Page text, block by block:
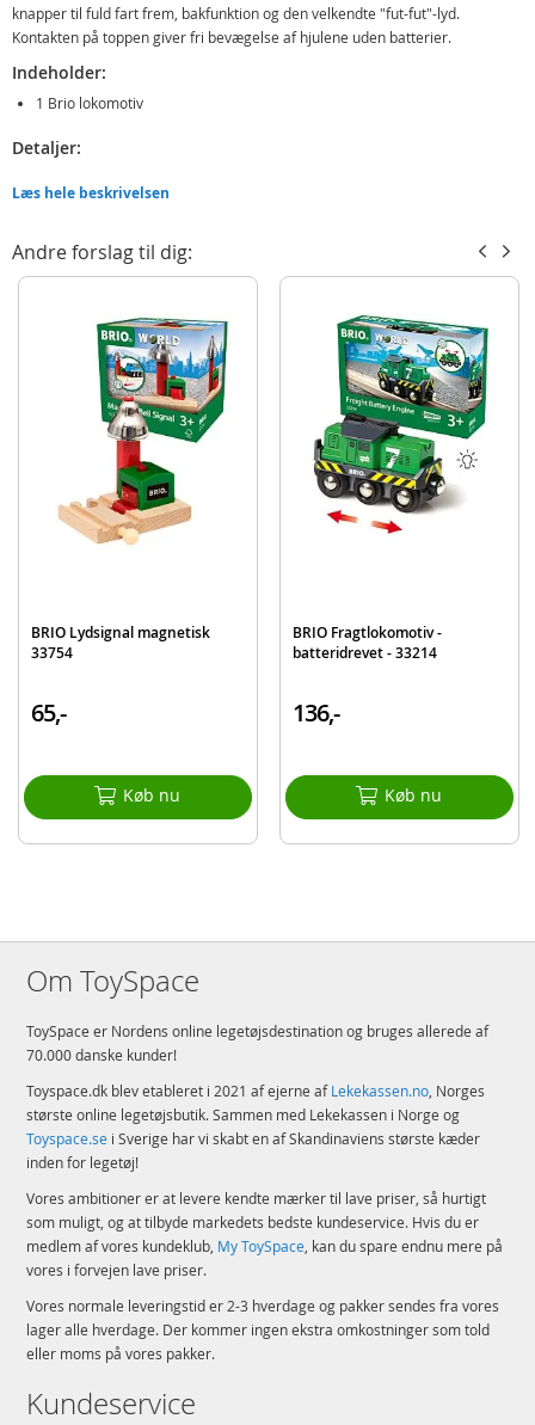
knapper til fuld fart frem, bakfunktion og den velkendte "fut-fut"-lyd.
Kontakten på toppen giver fri bevægelse af hjulene uden batterier.
Indeholder:
1 Brio lokomotiv
Detaljer:
Produktdetaljer
Læs hele beskrivelsen
Andre forslag til dig:
BRIO Lydsignal magnetisk
33754
65,-
Køb nu
BRIO Fragtlokomotiv -
batteridrevet - 33214
136,-
Køb nu
Om ToySpace
ToySpace er Nordens online legetøjsdestination og bruges allerede af
70.000 danske kunder!
Toyspace.dk blev etableret i 2021 af ejerne afLekekassen.no, Norges
største online legetøjsbutik. Sammen med Lekekassen i Norge og
Toyspace.se i Sverige har vi skabt en af Skandinaviens største kæder
inden for legetøj!
Vores ambitioner er at levere kendte mærker til lave priser, så hurtigt
som muligt, og at tilbyde markedets bedste kundeservice. Hvis du er
medlem af vores kundeklub, My ToySpace, kan du spare endnu mere på
vores i forvejen lave priser.
Vores normale leveringstid er 2-3 hverdage og pakker sendes fra vores
lager alle hverdage. Der kommer ingen ekstra omkostninger som told
eller moms på vores pakker.
Kundeservice